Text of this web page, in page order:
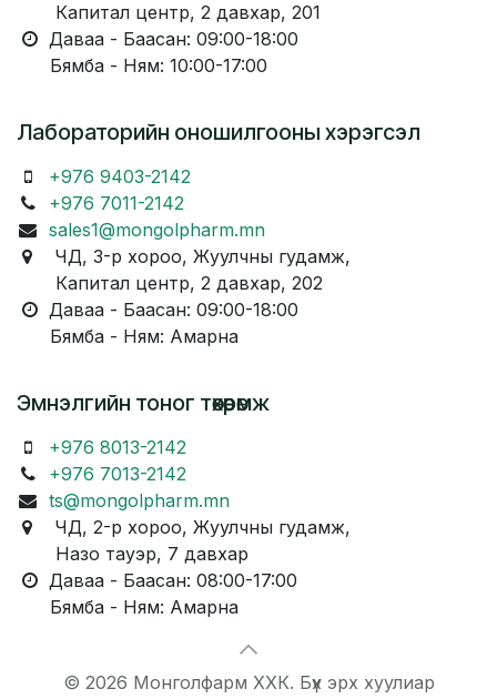
Капитал центр, 2 давхар, 201
Даваа - Баасан: 09:00-18:00
Бямба - Ням: 10:00-17:00
Лабораторийн оношилгооны хэрэгсэл
+976 9403-2142
+976 7011-2142
sales1@mongolpharm.mn
ЧД, 3-р хороо, Жуулчны гудамж,
Капитал центр, 2 давхар, 202
Даваа - Баасан: 09:00-18:00
Бямба - Ням: Амарна
Эмнэлгийн тоног төхөөрөмж
+976 8013-2142
+976 7013-2142
ts@mongolpharm.mn
ЧД, 2-р хороо, Жуулчны гудамж,
Назо тауэр, 7 давхар
Даваа - Баасан: 08:00-17:00
Бямба - Ням: Амарна
© 2026 Монголфарм ХХК. Бүх эрх хуулиар